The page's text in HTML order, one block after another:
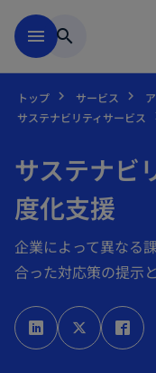
menu search
トップ サービス
サステナビリティサービス
サステナビ
度化支援
企業によって異なる
合った対応策の提示
新
し
い
タ
新
し
い
タ
し
い